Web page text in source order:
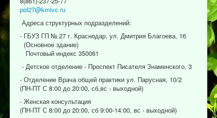
pol27@kmivc.ru
Адреса структурных подразделений:
- ГБУЗ ГП № 27 г. Краснодар, ул. Дмитрия Благоева, 16
(Основное здание)
Почтовый индекс 350061
- Детское отделение - Проспект Писателя Знаменского, 3
- Отделение Врача общей практики ул. Парусная, 10/2
(ПН-ПТ С 8:00 до 20:00, сб,вс - выходной)
- Женская консультация
(ПН-ПТ С 8:00 до 20:00, сб 9:00-14:00, вс - выходной)